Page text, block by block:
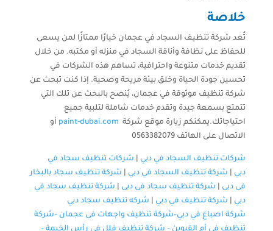
خلاصة
تُعد شركة تنظيف السجاد في عجمان خيارًا ممتازًا لمن يسعى
للحفاظ على نظافة وأناقة السجاد في منزله أو مكتبه. من خلال
تقديم خدمات متنوعة واحترافية، تساهم هذه الشركات في
تحسين جودة الحياة وخلق بيئة مريحة وصحية. إذا كنت تبحث عن
شركة تنظيف موثوقة في عجمان، يُنصح بالبحث عن تلك التي
تتمتع بسمعة جيدة وتقدم خدمات شاملة لتلبية جميع
احتياجاتك.يمكنكم زيارة موقع شركة paint-dubai.com أو
الاتصال على الهاتف 0563382079
شركات تنظيف السجاد في دبي
شركات تنظيف سجاد في
دبي
شركة تنظيف السجاد في دبي
شركة تنظيف سجاد بالبخار
فى دبى
شركة تنظيف سجاد فى دبى
شركة تنظيف سجاد في
دبي
شركة تنظيف في دبي
شركه تنظيف سجاد دبي
شركة اصباغ في دبي–شركة تنظيف واجهات فى عجمان –شركة
تنظيف في أم القيوين – شركة تنظيف فلل في رأس الخيمة–